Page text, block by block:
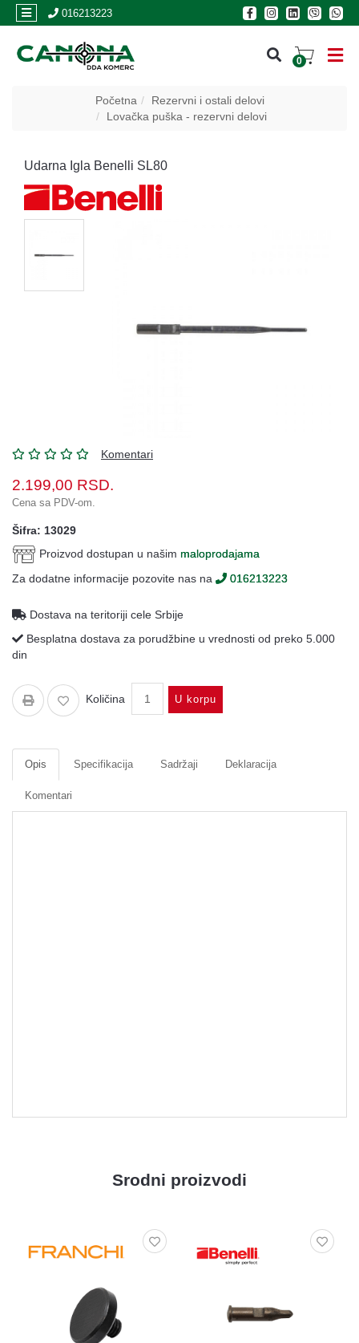
016213223
0
Početna
Rezervni i ostali delovi
Lovačka puška - rezervni delovi
Udarna Igla Benelli SL80
Komentari
2.199,00 RSD.
Cena sa PDV-om.
Šifra: 13029
Proizvod dostupan u našim maloprodajama
Za dodatne informacije pozovite nas na
016213223
Dostava na teritoriji cele Srbije
Besplatna dostava za porudžbine u vrednosti od preko 5.000
din
Količina U korpu
Opis Specifikacija Sadržaji Deklaracija
Komentari
Srodni proizvodi